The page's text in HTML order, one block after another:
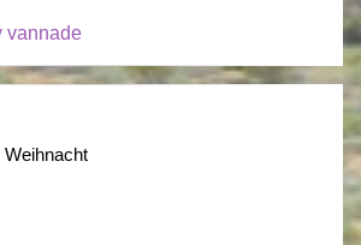
vannade
Weihnacht